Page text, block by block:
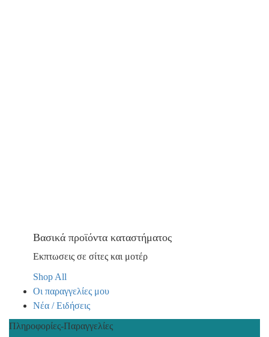
Βασικά προϊόντα καταστήματος
Εκπτωσεις σε σίτες και μοτέρ
Shop All
Οι παραγγελίες μου
Νέα / Ειδήσεις
Πληροφορίες-Παραγγελίες